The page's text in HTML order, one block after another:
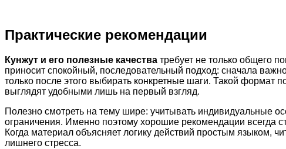
Практические рекомендации
Кунжут и его полезные качества требует не только общего
приносит спокойный, последовательный подход: сначала
только после этого выбирать конкретные шаги. Такой
выглядят удобными лишь на первый взгляд.
Полезно смотреть на тему шире: учитывать индивидуальные
ограничения. Именно поэтому хорошие рекомендации всегда
Когда материал объясняет логику действий простым языком,
лишнего стресса.